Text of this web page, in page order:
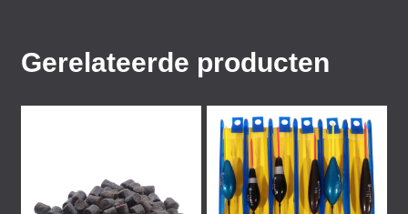
Gerelateerde producten